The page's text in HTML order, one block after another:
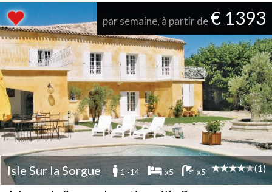
par semaine, à partir de€ 1393
Isle Sur la Sorgue 1 -14 x5 x5 (1)